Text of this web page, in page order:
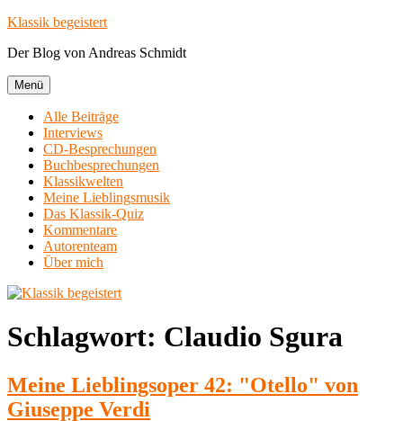
Zum
springen
Klassik begeistert
Der Blog von Andreas Schmidt
Menü
Alle Beiträge
Interviews
CD-Besprechungen
Buchbesprechungen
Klassikwelten
Meine Lieblingsmusik
Das Klassik-Quiz
Kommentare
Autorenteam
Über mich
Schlagwort: Claudio Sgura
Meine Lieblingsoper 42: "Otello" von
Giuseppe Verdi